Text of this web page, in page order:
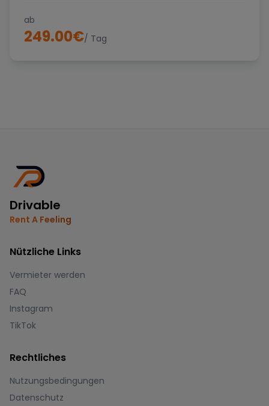
ab
249.00€/ Tag
Drivable
Rent A Feeling
Nützliche Links
Vermieter werden
FAQ
Instagram
TikTok
Rechtliches
Nutzungsbedingungen
Datenschutz